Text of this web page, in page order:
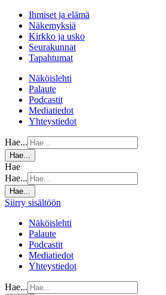
Ihmiset ja elämä
Näkemyksiä
Kirkko ja usko
Seurakunnat
Tapahtumat
Näköislehti
Palaute
Podcastit
Mediatiedot
Yhteystiedot
Hae...
Hae...
Hae
Hae...
Hae...
Siirry sisältöön
Näköislehti
Palaute
Podcastit
Mediatiedot
Yhteystiedot
Hae...